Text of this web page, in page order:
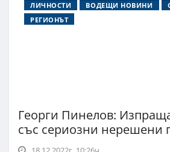
ЛИЧНОСТИ ВОДЕЩИ НОВИНИ
РЕГИОНЪТ
Георги Пинелов:
със сериозни нерешени